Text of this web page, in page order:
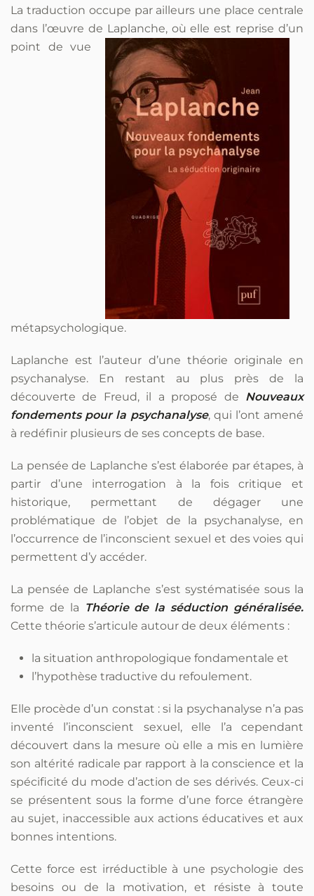
La traduction occupe par ailleurs une place centrale
dans l’œuvre de Laplanche, où elle est reprise d’un
point de vue
métapsychologique.
Laplanche est l’auteur d’une théorie originale en
psychanalyse. En restant au plus près de la
découverte de Freud, il a proposé de Nouveaux
fondements pour la psychanalyse, qui l’ont amené
à redéfinir plusieurs de ses concepts de base.
La pensée de Laplanche s’est élaborée par étapes, à
partir d’une interrogation à la fois critique et
historique, permettant de dégager une
problématique de l’objet de la psychanalyse, en
l’occurrence de l’inconscient sexuel et des voies qui
permettent d’y accéder.
La pensée de Laplanche s’est systématisée sous la
forme de la Théorie de la séduction généralisée.
Cette théorie s’articule autour de deux éléments :
la situation anthropologique fondamentale et
l’hypothèse traductive du refoulement.
Elle procède d’un constat : si la psychanalyse n’a pas
inventé l’inconscient sexuel, elle l’a cependant
découvert dans la mesure où elle a mis en lumière
son altérité radicale par rapport à la conscience et la
spécificité du mode d’action de ses dérivés. Ceux-ci
se présentent sous la forme d’une force étrangère
au sujet, inaccessible aux actions éducatives et aux
bonnes intentions.
Cette force est irréductible à une psychologie des
besoins ou de la motivation, et résiste à toute